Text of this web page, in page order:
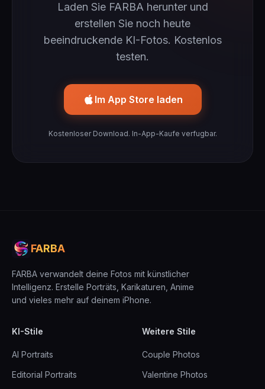
Laden Sie FARBA herunter und
erstellen Sie noch heute
beeindruckende KI-Fotos. Kostenlos
testen.
Im App Store laden
Kostenloser Download. In-App-Kaufe verfugbar.
FARBA
FARBA verwandelt deine Fotos mit künstlicher
Intelligenz. Erstelle Porträts, Karikaturen, Anime
und vieles mehr auf deinem iPhone.
KI-Stile
AI Portraits
Editorial Portraits
Weitere Stile
Couple Photos
Valentine Photos